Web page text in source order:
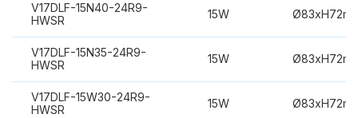
V17DLF-15N40-24R9-
HWSR
15W
V17DLF-15N35-24R9-
HWSR
15W
V17DLF-15W30-24R9-
HWSR
15W